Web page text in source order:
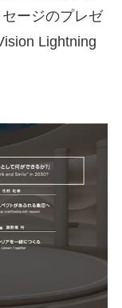
ージのプレゼ
Lightning